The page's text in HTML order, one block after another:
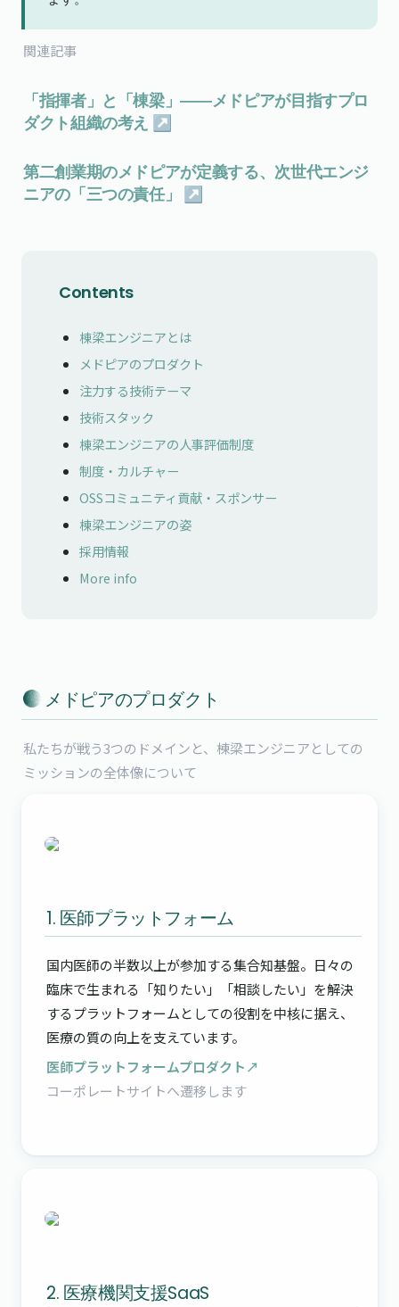
関連記事
「指揮者」と「棟梁」――メドピアが目指すプロ
ダクト組織の考え ↗
第二創業期のメドピアが定義する、次世代エンジ
ニアの「三つの責任」 ↗
Contents
棟梁エンジニアとは
メドピアのプロダクト
注力する技術テーマ
技術スタック
棟梁エンジニアの人事評価制度
制度・カルチャー
OSSコミュニティ貢献・スポンサー
棟梁エンジニアの姿
採用情報
More info
メドピアのプロダクト
私たちが戦う3つのドメインと、棟梁エンジニアとしての
ミッションの全体像について
1. 医師プラットフォーム
国内医師の半数以上が参加する集合知基盤。日々の
臨床で生まれる「知りたい」「相談したい」を解決
するプラットフォームとしての役割を中核に据え、
医療の質の向上を支えています。
医師プラットフォームプロダクト↗
コーポレートサイトへ遷移します
2. 医療機関支援SaaS